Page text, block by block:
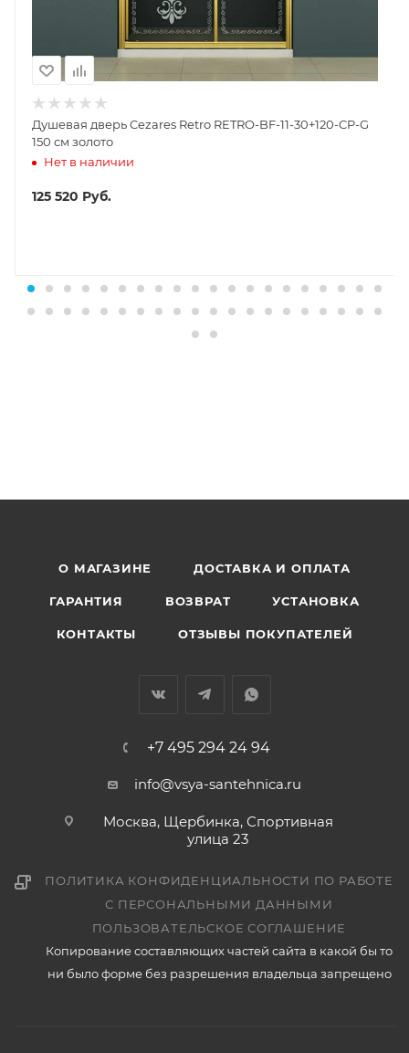
Душевая дверь Cezares Retro RETRO-BF-11-30+120-CP-G
150 см золото
Нет в наличии
125 520 Руб.
О МАГАЗИНЕ ДОСТАВКА И ОПЛАТА
ГАРАНТИЯ ВОЗВРАТ УСТАНОВКА
КОНТАКТЫ ОТЗЫВЫ ПОКУПАТЕЛЕЙ
+7 495 294 24 94
info@vsya-santehnica.ru
Москва, Щербинка, Спортивная
улица 23
ПОЛИТИКА КОНФИДЕНЦИАЛЬНОСТИ ПО РАБОТЕ
С ПЕРСОНАЛЬНЫМИ ДАННЫМИ
ПОЛЬЗОВАТЕЛЬСКОЕ СОГЛАШЕНИЕ
Копирование составляющих частей сайта в какой бы то
ни было форме без разрешения владельца запрещено